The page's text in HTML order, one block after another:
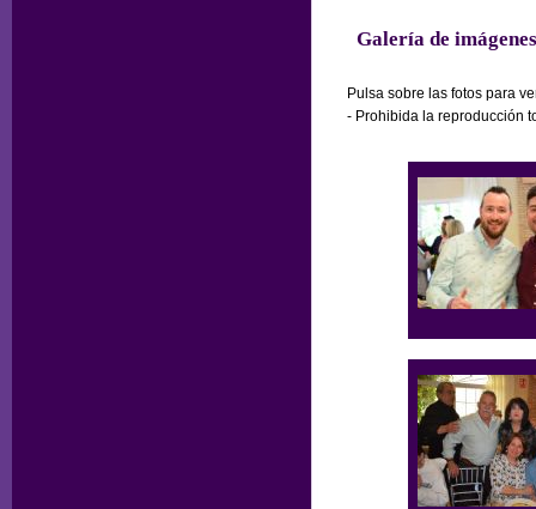
Galería de imágenes
Pulsa sobre las fotos para
- Prohibida la reproducción